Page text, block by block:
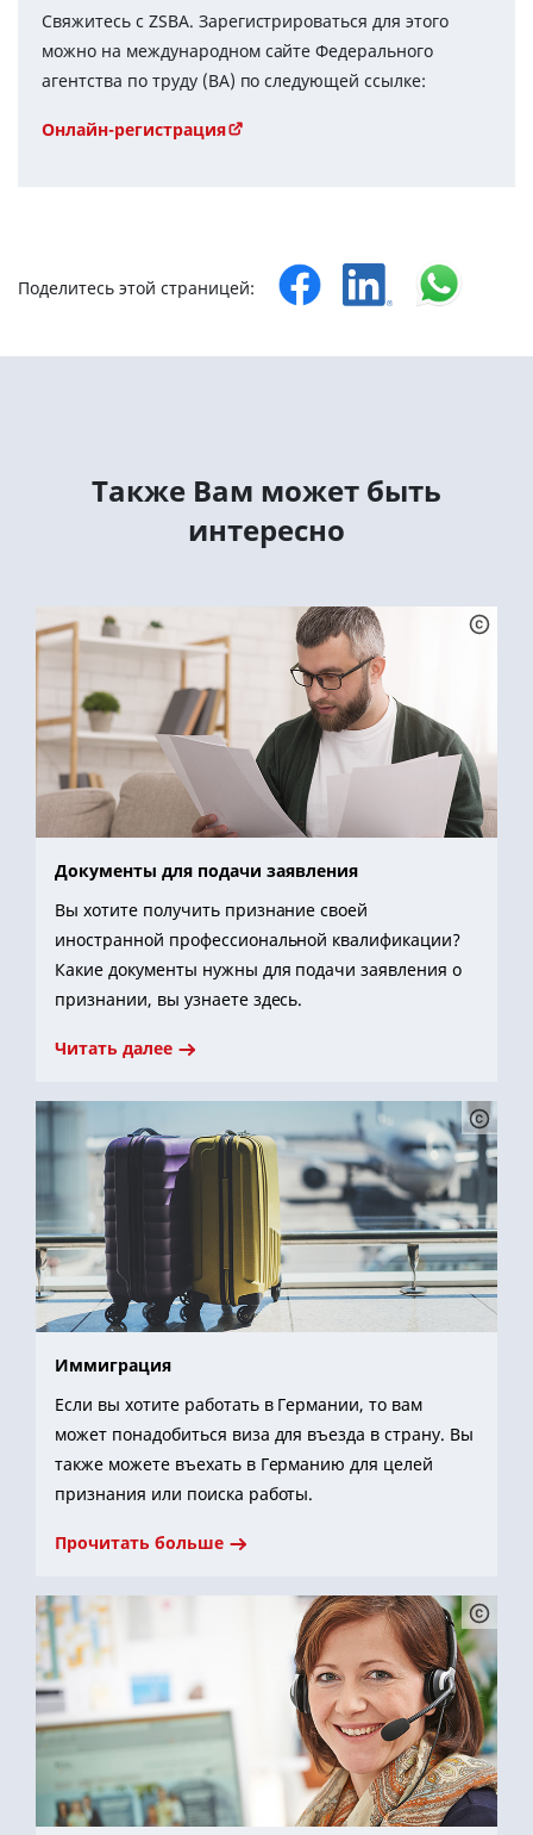
Свяжитесь с ZSBA. Зарегистрироваться для этого
можно на международном сайте Федерального
агентства по труду (BA) по следующей ссылке:
Онлайн-регистрация
Поделитесь этой страницей:
Tакже Вам может быть
интересно
Документы для подачи заявления
Вы хотите получить признание своей
иностранной профессиональной квалификации?
Какие документы нужны для подачи заявления о
признании, вы узнаете здесь.
Читать далее
Иммиграция
Если вы хотите работать в Германии, то вам
может понадобиться виза для въезда в страну. Вы
также можете въехать в Германию для целей
признания или поиска работы.
Прочитать больше